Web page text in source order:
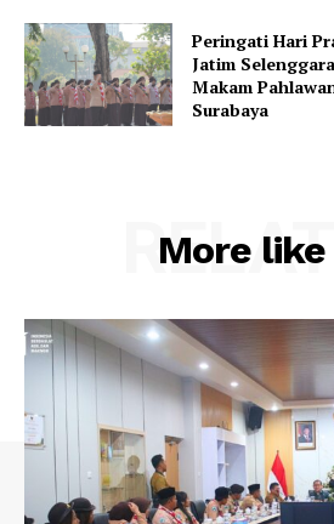
Peringati Hari
Jatim
Makam
Surabaya
More